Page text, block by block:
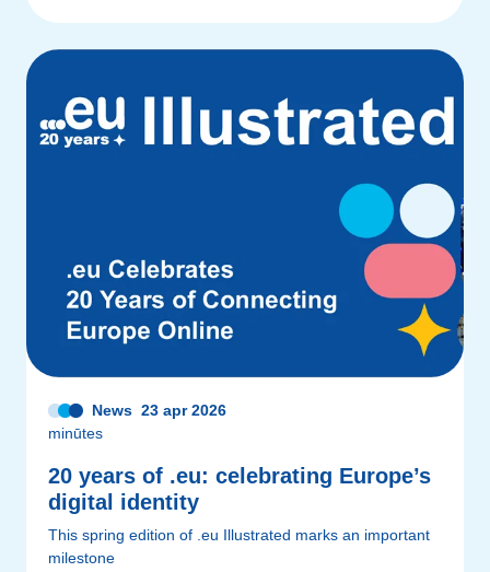
News 23 apr 2026
minūtes
20 years of .eu: celebrating Europe’s
digital identity
This spring edition of .eu Illustrated marks an important
milestone